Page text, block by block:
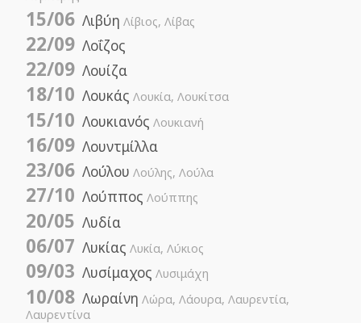
15/06 Λιβύη Λίβιος, Λίβας
22/09 Λοΐζος
22/09 Λουίζα
18/10 Λουκάς Λουκία, Λουκίτσα
15/10 Λουκιανός Λουκιανή
16/09 Λουντμίλλα
23/06 Λούλου Λούλης, Λούλα
27/10 Λούππος Λούππης
20/05 Λυδία
06/07 Λυκίας Λυκία, Λύκιος
09/03 Λυσίμαχος Λυσιμάχη
10/08 Λωραίνη Λώρα, Λάουρα, Λαυρεντία,
Λαυρεντίνα